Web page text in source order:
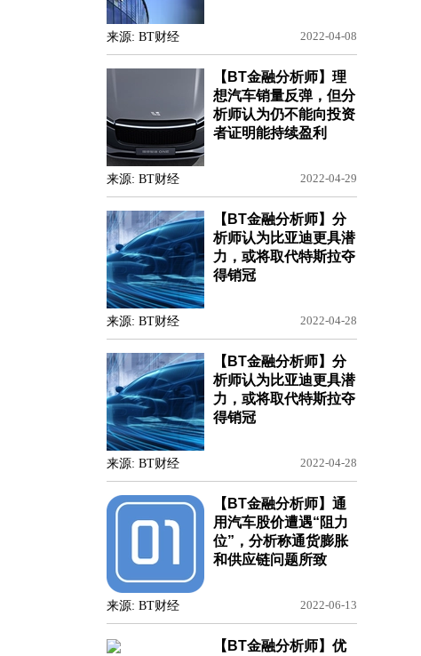
来源: BT财经 2022-04-08
【BT金融分析师】理
想汽车销量反弹，但分
析师认为仍不能向投资
者证明能持续盈利
来源: BT财经 2022-04-29
【BT金融分析师】分
析师认为比亚迪更具潜
力，或将取代特斯拉夺
得销冠
来源: BT财经 2022-04-28
【BT金融分析师】分
析师认为比亚迪更具潜
力，或将取代特斯拉夺
得销冠
来源: BT财经 2022-04-28
【BT金融分析师】通
用汽车股价遭遇“阻力
位”，分析称通货膨胀
和供应链问题所致
来源: BT财经 2022-06-13
【BT金融分析师】优